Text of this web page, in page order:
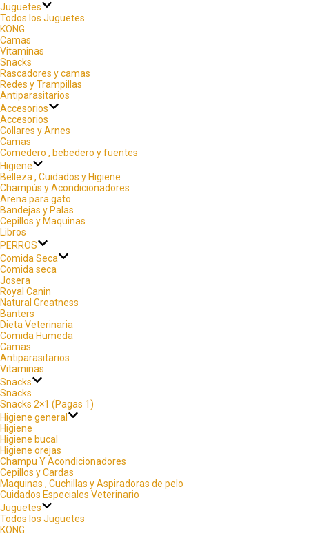
Juguetes
Todos los Juguetes
KONG
Camas
Vitaminas
Snacks
Rascadores y camas
Redes y Trampillas
Antiparasitarios
Accesorios
Accesorios
Collares y Arnes
Camas
Comedero , bebedero y fuentes
Higiene
Belleza , Cuidados y Higiene
Champús y Acondicionadores
Arena para gato
Bandejas y Palas
Cepillos y Maquinas
Libros
PERROS
Comida Seca
Comida seca
Josera
Royal Canin
Natural Greatness
Banters
Dieta Veterinaria
Comida Humeda
Camas
Antiparasitarios
Vitaminas
Snacks
Snacks
Snacks 2×1 (Pagas 1)
Higiene general
Higiene
Higiene bucal
Higiene orejas
Champu Y Acondicionadores
Cepillos y Cardas
Maquinas , Cuchillas y Aspiradoras de pelo
Cuidados Especiales Veterinario
Juguetes
Todos los Juguetes
KONG